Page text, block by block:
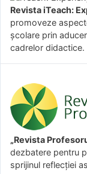
Revista iTeach:
promoveze
şcolare prin
cadrelor didactice.
„Revista
dezbatere pentru
sprijinul reflecției